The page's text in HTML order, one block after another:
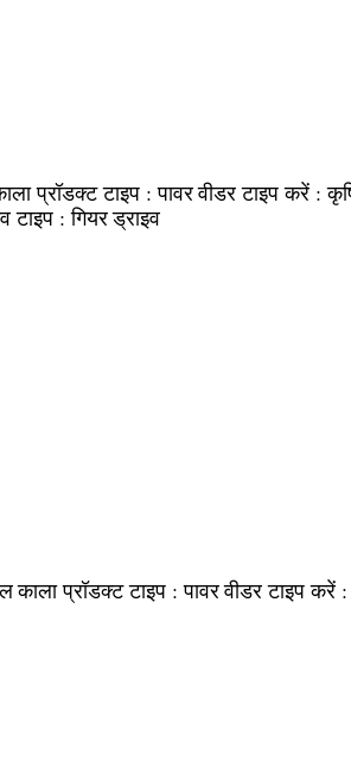
प्रॉडक्ट टाइप :पावर वीडर टाइप करें :
टाइप :गियर ड्राइव
काला प्रॉडक्ट टाइप :पावर वीडर टाइप करें